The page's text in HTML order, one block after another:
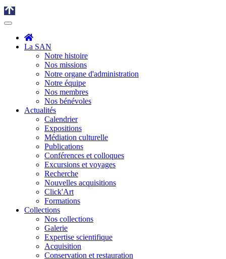
La SAN
Notre histoire
Nos missions
Notre organe d'administration
Notre équipe
Nos membres
Nos bénévoles
Actualités
Calendrier
Expositions
Médiation culturelle
Publications
Conférences et colloques
Excursions et voyages
Recherche
Nouvelles acquisitions
Click'Art
Formations
Collections
Nos collections
Galerie
Expertise scientifique
Acquisition
Conservation et restauration